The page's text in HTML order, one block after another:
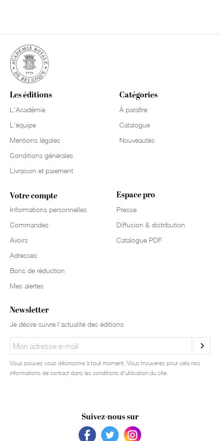
Les éditions
L'Académie
L'équipe
Mentions légales
Conditions générales
Livraison et paiement
Catégories
À paraître
Catalogue
Nouveautés
Votre compte
Informations personnelles
Commandes
Avoirs
Adresses
Bons de réduction
Mes alertes
Espace pro
Presse
Diffusion & distribution
Catalogue PDF
Newsletter
Je désire suivre l’actualité des éditions
Vous pouvez vous désinscrire à tout moment. Vous trouverez pour cela nos
informations de contact dans les conditions d'utilisation du site.
Suivez-nous sur